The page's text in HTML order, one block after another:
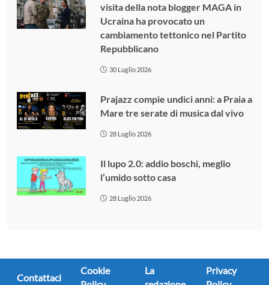
visita della nota blogger MAGA in
Ucraina ha provocato un
cambiamento tettonico nel Partito
Repubblicano
30 Luglio 2026
Prajazz compie undici anni: a Praia a
Mare tre serate di musica dal vivo
28 Luglio 2026
Il lupo 2.0: addio boschi, meglio
l’umido sotto casa
28 Luglio 2026
Contattaci
Cookie
La
Privacy